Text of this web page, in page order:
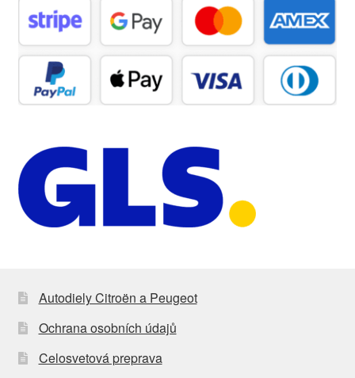
Autodiely Citroën a Peugeot
Ochrana osobních údajů
Celosvetová preprava